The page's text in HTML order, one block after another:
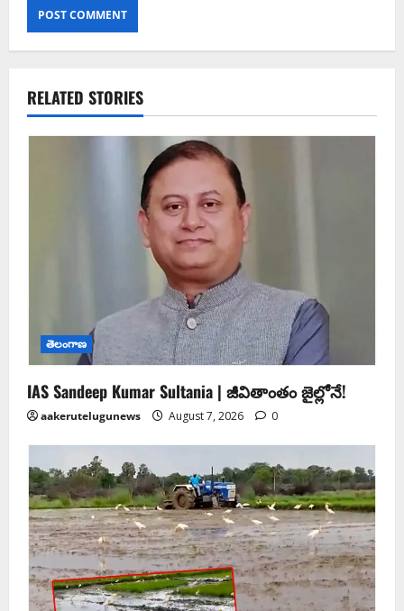
RELATED STORIES
తెలంగాణ
IAS Sandeep Kumar Sultania | జీవితాంతం జైల్లోనే!
aakerutelugunews August 7, 2026 0